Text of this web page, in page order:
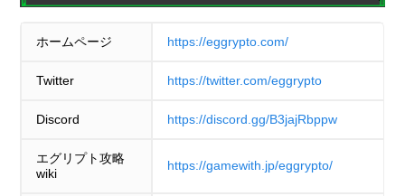
ホームページ https://eggrypto.com/
Twitter https://twitter.com/eggrypto
Discord https://discord.gg/B3jajRbppw
エグリプト攻略
wiki
https://gamewith.jp/eggrypto/